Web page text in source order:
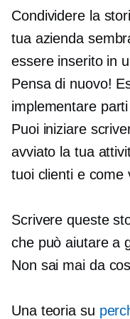
Condividere la
tua azienda
essere inserito in
Pensa di nuovo!
implementare
Puoi iniziare
avviato la tua
tuoi clienti e come
Scrivere queste
che può aiutare a
Non sai mai da
Una teoria su